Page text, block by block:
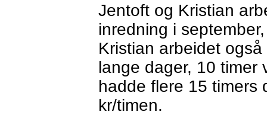
Jentoft og Kristian
inredning i
Kristian arbeidet
lange dager, 10 timer
hadde flere 15 timers
kr/timen.